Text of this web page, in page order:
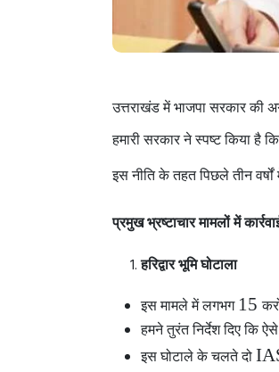
उत्तराखंड में भाजपा सरकार की
हमारी सरकार ने स्पष्ट किया है
इस नीति के तहत पिछले तीन वर्षों
प्रमुख भ्रष्टाचार मामलों में
हरिद्वार भूमि घोटाला
इस मामले में लगभग 15
हमने तुरंत निर्देश दिए कि
इस घोटाले के चलते दो